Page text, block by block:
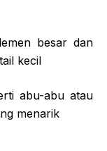
besar dan
kecil
abu-abu atau
menarik